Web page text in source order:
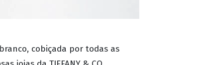
cobiçada por todas as